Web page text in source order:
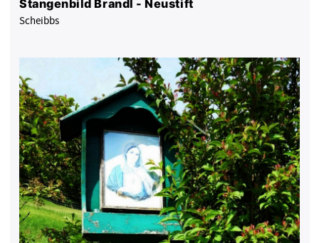
Stangenbild Brandl - Neustift
Scheibbs